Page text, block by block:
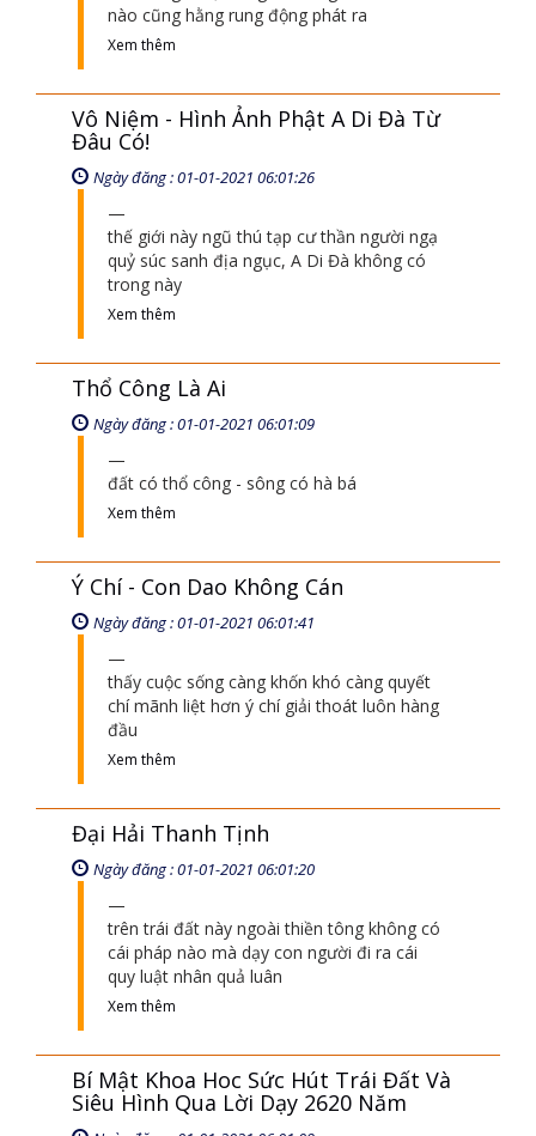
Pháp Trần - Cách Mở Và Nuôi Dưỡng
Bài “Công thức đường về phật giới” lúc
nào cũng thuộc lòng thì trong đầu con lúc
nào cũng hằng rung động phát ra
Vô Niệm - Hình Ảnh Phật A Di Đà Từ
Đâu Có!
Ngày đăng : 01-01-2021 06:01:26
thế giới này ngũ thú tạp cư thần người ngạ
trong này
Thổ Công Là Ai
Ngày đăng : 01-01-2021 06:01:09
đất có thổ công - sông có hà bá
Xem thêm
Ý Chí - Con Dao Không Cán
Ngày đăng : 01-01-2021 06:01:41
thấy cuộc sống càng khốn khó càng quyết
chí mãnh liệt hơn ý chí giải thoát luôn hàng
đầu
Xem thêm
Đại Hải Thanh Tịnh
Ngày đăng : 01-01-2021 06:01:20